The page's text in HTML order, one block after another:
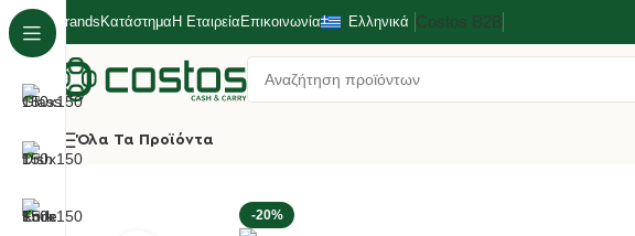
Brands Κατάστημα Η Εταιρεία Επικοινωνία Ελληνικά Costos Β2Β
Όλα Τα Προϊόντα
-20%